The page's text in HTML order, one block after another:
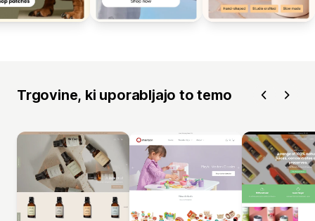
Trgovine, ki uporabljajo to temo